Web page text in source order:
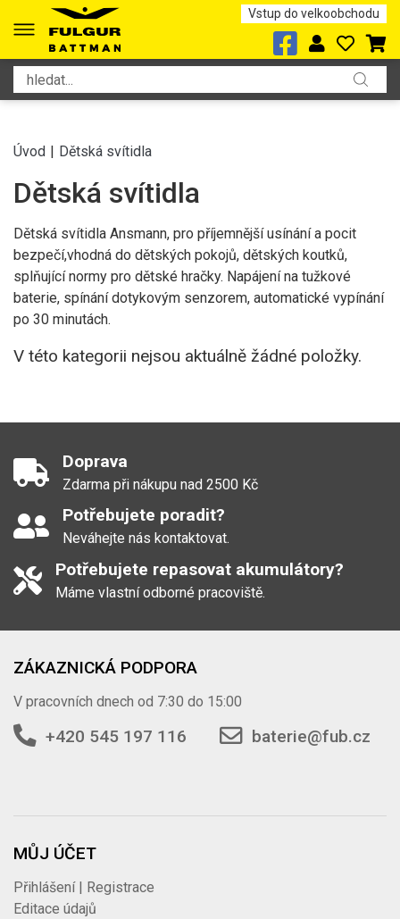
Vstup do velkoobchodu
Úvod | Dětská svítidla
Dětská svítidla
Dětská svítidla Ansmann, pro příjemnější usínání a pocit
bezpečí,vhodná do dětských pokojů, dětských koutků,
splňující normy pro dětské hračky. Napájení na tužkové
baterie, spínání dotykovým senzorem, automatické vypínání
po 30 minutách.
V této kategorii nejsou aktuálně žádné položky.
Doprava
Zdarma při nákupu nad 2500 Kč
Potřebujete poradit?
Neváhejte nás kontaktovat.
Potřebujete repasovat akumulátory?
Máme vlastní odborné pracoviště.
ZÁKAZNICKÁ PODPORA
V pracovních dnech od 7:30 do 15:00
+420 545 197 116 baterie@fub.cz
MŮJ ÚČET
Přihlášení | Registrace
Editace údajů